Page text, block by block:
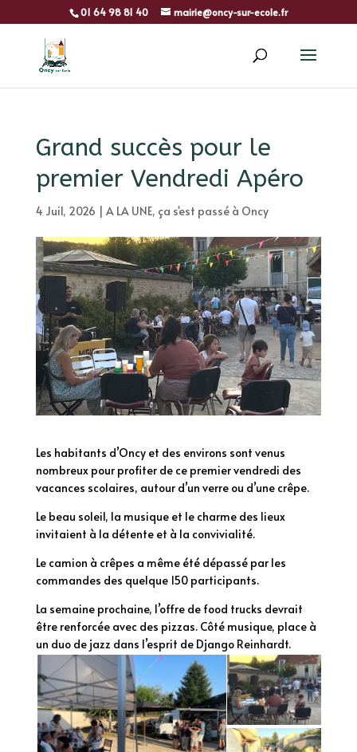
01 64 98 81 40 mairie@oncy-sur-ecole.fr
Grand succès pour le
premier Vendredi Apéro
4 Juil, 2026 | A LA UNE, ça s'est passé à Oncy
Les habitants d’Oncy et des environs sont venus
nombreux pour profiter de ce premier vendredi des
vacances scolaires, autour d’un verre ou d’une crêpe.
Le beau soleil, la musique et le charme des lieux
invitaient à la détente et à la convivialité.
Le camion à crêpes a même été dépassé par les
commandes des quelque 150 participants.
La semaine prochaine, l’offre de food trucks devrait
être renforcée avec des pizzas. Côté musique, place à
un duo de jazz dans l’esprit de Django Reinhardt.